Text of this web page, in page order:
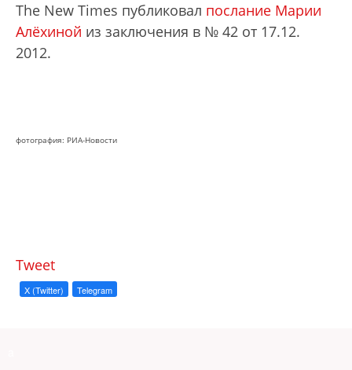
The New Times публиковал послание Марии
Алёхиной из заключения в № 42 от 17.12.
2012.
фотография: РИА-Новости
Tweet
X (Twitter) Telegram